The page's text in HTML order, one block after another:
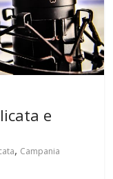
e
, Campania